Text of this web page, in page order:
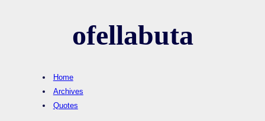
ofellabuta
Home
Archives
Quotes